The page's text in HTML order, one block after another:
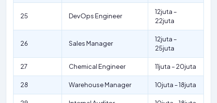
25 DevOps Engineer
12juta –
22juta
26 Sales Manager
12juta –
25juta
27 Chemical Engineer 11juta – 20juta
28 Warehouse Manager 10juta – 18juta